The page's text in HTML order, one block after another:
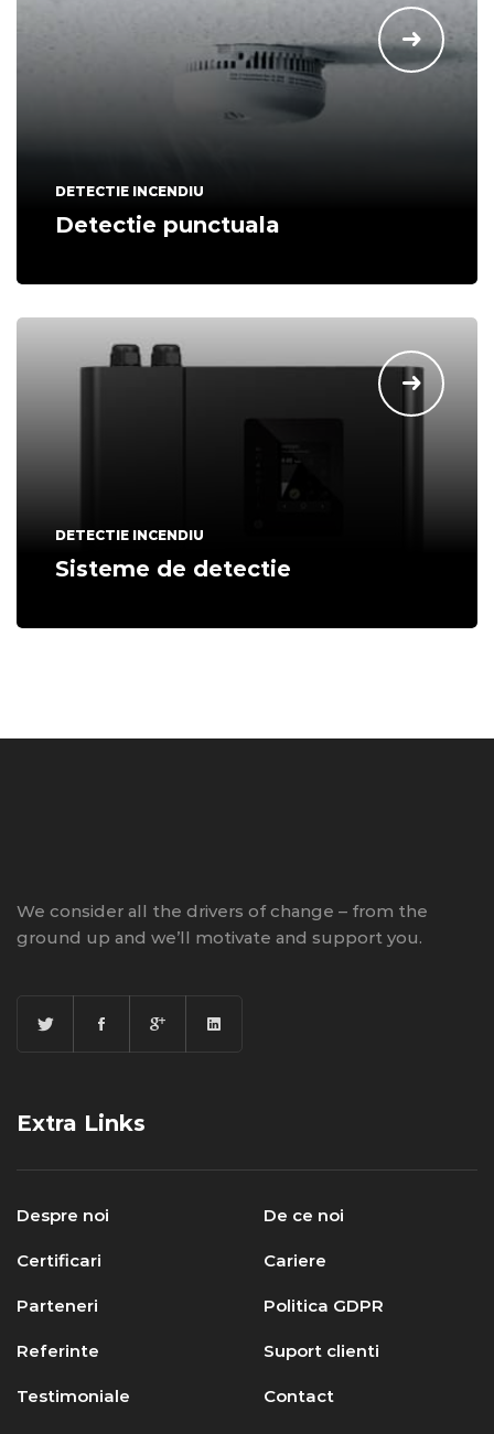
DETECTIE INCENDIU
Detectie punctuala
DETECTIE INCENDIU
Sisteme de detectie
We consider all the drivers of change – from the
ground up and we’ll motivate and support you.
Extra Links
Despre noi De ce noi
Certificari Cariere
Parteneri Politica GDPR
Referinte Suport clienti
Testimoniale Contact